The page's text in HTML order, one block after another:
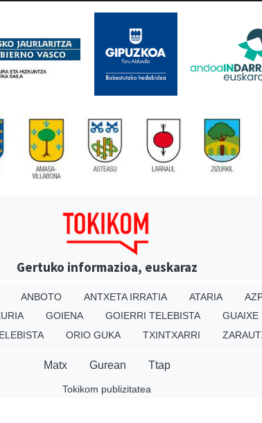
Gertuko informazioa, euskaraz
ANBOTO ANTXETA IRRATIA ATARIA
GOIENA GOIERRI TELEBISTA GUAIXE
ORIO GUKA TXINTXARRI
Matx Gurean Ttap
Tokikom publizitatea